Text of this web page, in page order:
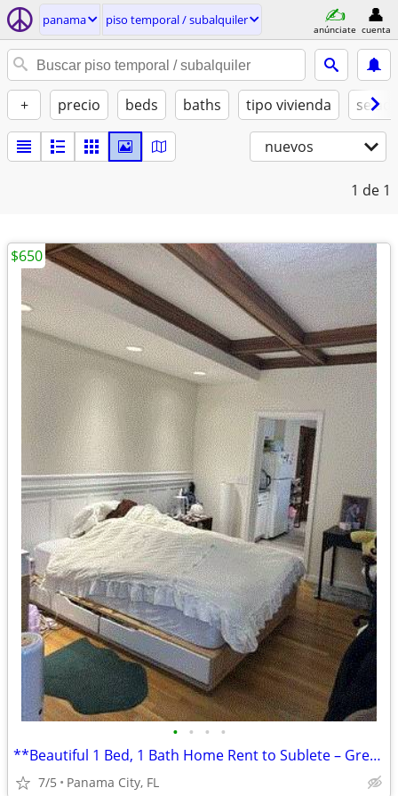
panama piso temporal / subalquiler
anúnciate cuenta
+ precio beds baths tipo vivienda se
nuevos
1 de 1
• • • •
**Beautiful 1 Bed, 1 Bath Home Rent to Sublete – Great Location!**
7/5 Panama City, FL
$650